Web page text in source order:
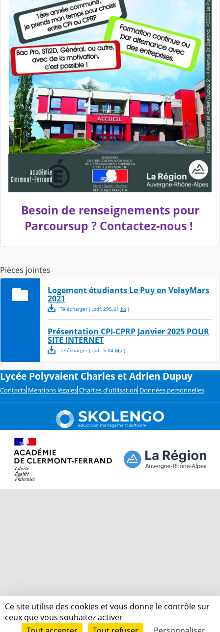
Besoin de renseignements pour
Parcoursup ? Contactez-nous !
Pièces jointes
Logement étudiants Le Puy en VelayMars
2021
Télécharger( .pdf, 295.61 ko)
Présentation CPI-CPRP Janvier 2025 POUR
SITE INTERNET
Télécharger( .pdf, 5.04 Mo)
Lycée Polyvalent Charles et Adrien Dupuy
Contacts Mentions légales Chartes d'utilisation Données personnelles
Ce site utilise des cookies et vous donne le contrôle sur
ceux que vous souhaitez activer